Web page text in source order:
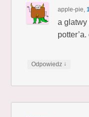
apple-pie,
a glatwy
potter’a.
Odpowiedz ↓